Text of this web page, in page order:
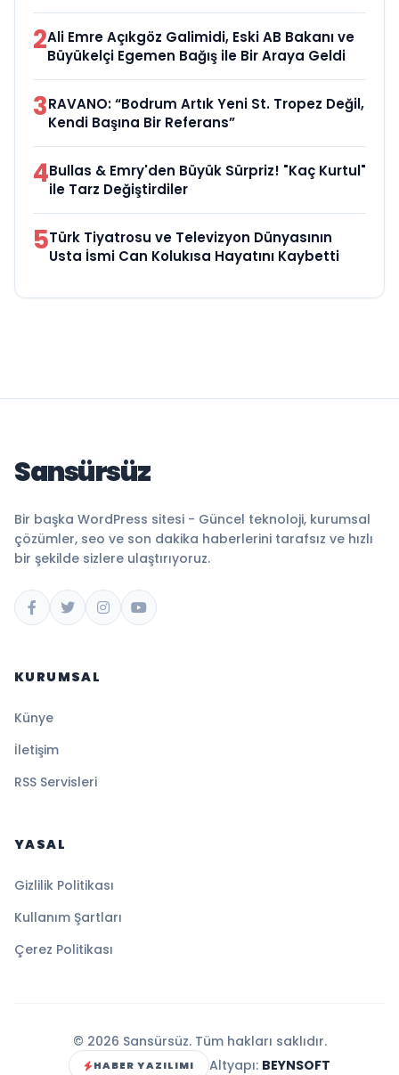
2Ali Emre Açıkgöz Galimidi, Eski AB Bakanı ve
Büyükelçi Egemen Bağış ile Bir Araya Geldi
3RAVANO: “Bodrum Artık Yeni St. Tropez Değil,
Kendi Başına Bir Referans”
4Bullas & Emry'den Büyük Sürpriz! "Kaç Kurtul"
ile Tarz Değiştirdiler
5Türk Tiyatrosu ve Televizyon Dünyasının
Usta İsmi Can Kolukısa Hayatını Kaybetti
Sansürsüz
Bir başka WordPress sitesi - Güncel teknoloji, kurumsal
çözümler, seo ve son dakika haberlerini tarafsız ve hızlı
bir şekilde sizlere ulaştırıyoruz.
KURUMSAL
Künye
İletişim
RSS Servisleri
YASAL
Gizlilik Politikası
Kullanım Şartları
Çerez Politikası
© 2026 Sansürsüz. Tüm hakları saklıdır.
HABER YAZILIMI Altyapı: BEYNSOFT